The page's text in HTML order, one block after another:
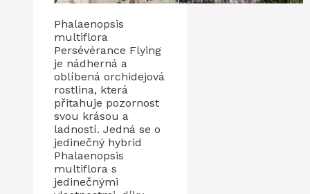
Phalaenopsis
multiflora
Persévérance Flying
je nádherná a
oblíbená orchidejová
rostlina, která
přitahuje pozornost
svou krásou a
ladností. Jedná se o
jedinečný hybrid
Phalaenopsis
multiflora s
jedinečnými